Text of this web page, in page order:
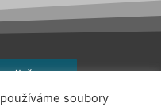
odběru
soubory